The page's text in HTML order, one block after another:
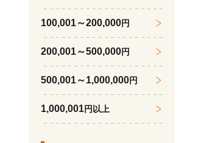
100,001～200,000円
200,001～500,000円
500,001～1,000,000円
1,000,001円以上